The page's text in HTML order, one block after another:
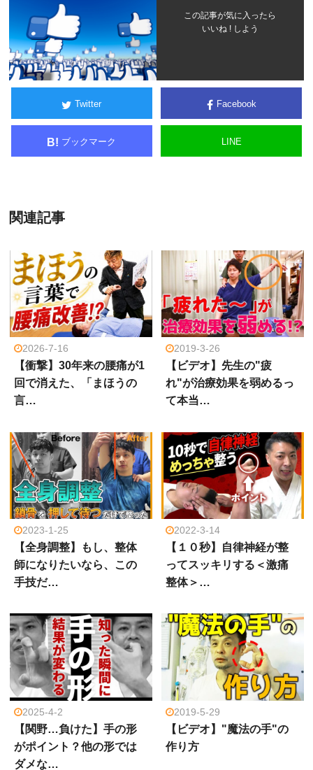
この記事が気に入ったら
いいね ! しよう
Twitter Facebook
B! ブックマーク LINE
関連記事
2026-7-16
【衝撃】30年来の腰痛が1
回で消えた、「まほうの
言…
2019-3-26
【ビデオ】先生の"疲
れ"が治療効果を弱めるっ
て本当…
2023-1-25
【全身調整】もし、整体
師になりたいなら、この
手技だ…
2022-3-14
【１０秒】自律神経が整
ってスッキリする＜激痛
整体＞…
2025-4-2
【関野…負けた】手の形
がポイント？他の形では
ダメな…
2019-5-29
【ビデオ】"魔法の手"の
作り方